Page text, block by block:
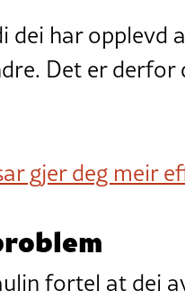
har opplevd
Det er derfor
gjer deg meir
fortel at dei